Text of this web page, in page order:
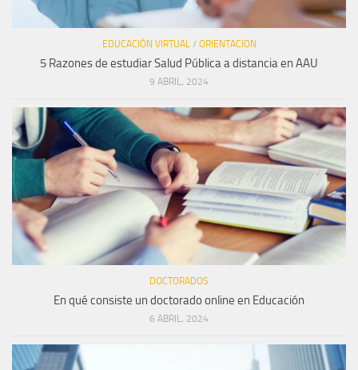
EDUCACIÓN VIRTUAL/ ORIENTACION
5 Razones de estudiar Salud Pública a distancia en AAU
9 ABRIL, 2024
DOCTORADOS
En qué consiste un doctorado online en Educación
6 ABRIL, 2024